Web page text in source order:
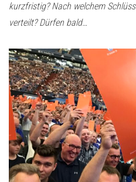
kurzfristig? Nach welchem
verteilt? Dürfen bald…